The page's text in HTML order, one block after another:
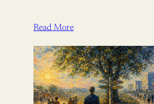
Read More